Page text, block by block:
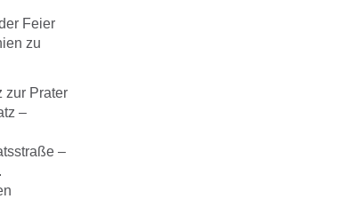
Feier
zu
zur Prater
–
–